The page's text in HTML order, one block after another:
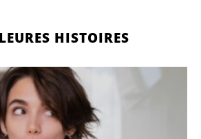
HISTOIRES